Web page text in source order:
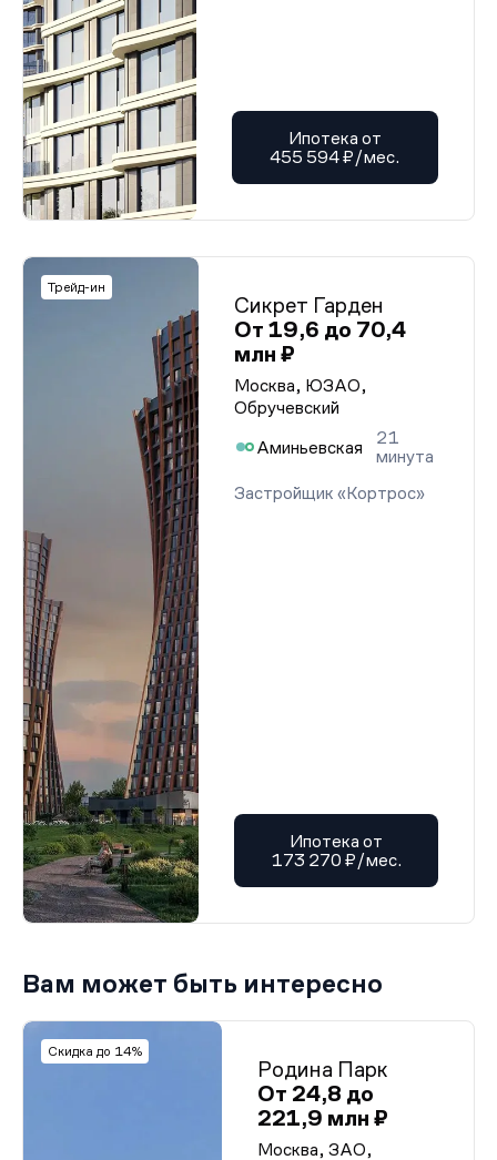
Ипотека от
455 594 ₽/мес.
Трейд-ин
Сикрет Гарден
От 19,6 до 70,4
млн ₽
Москва, ЮЗАО,
Обручевский
Аминьевская
21
минута
Застройщик «Кортрос»
Ипотека от
173 270 ₽/мес.
Вам может быть интересно
Скидка до 14%
Родина Парк
От 24,8 до
221,9 млн ₽
Москва, ЗАО,